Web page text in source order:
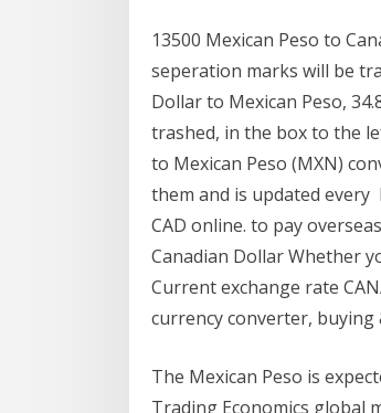
13500 Mexican Peso to
seperation marks will be
Dollar to Mexican Peso,
trashed, in the box to the
to Mexican Peso (MXN)
them and is updated every
CAD online. to pay
Canadian Dollar Whether
Current exchange rate
currency converter,
The Mexican Peso is
Trading Economics global